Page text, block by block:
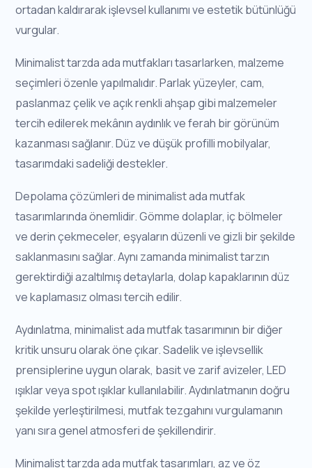
ortadan kaldırarak işlevsel kullanımı ve estetik bütünlüğü
vurgular.
Minimalist tarzda ada mutfakları tasarlarken, malzeme
seçimleri özenle yapılmalıdır. Parlak yüzeyler, cam,
paslanmaz çelik ve açık renkli ahşap gibi malzemeler
tercih edilerek mekânın aydınlık ve ferah bir görünüm
kazanması sağlanır. Düz ve düşük profilli mobilyalar,
tasarımdaki sadeliği destekler.
Depolama çözümleri de minimalist ada mutfak
tasarımlarında önemlidir. Gömme dolaplar, iç bölmeler
ve derin çekmeceler, eşyaların düzenli ve gizli bir şekilde
saklanmasını sağlar. Aynı zamanda minimalist tarzın
gerektirdiği azaltılmış detaylarla, dolap kapaklarının düz
ve kaplamasız olması tercih edilir.
Aydınlatma, minimalist ada mutfak tasarımının bir diğer
kritik unsuru olarak öne çıkar. Sadelik ve işlevsellik
prensiplerine uygun olarak, basit ve zarif avizeler, LED
ışıklar veya spot ışıklar kullanılabilir. Aydınlatmanın doğru
şekilde yerleştirilmesi, mutfak tezgahını vurgulamanın
yanı sıra genel atmosferi de şekillendirir.
Minimalist tarzda ada mutfak tasarımları, az ve öz